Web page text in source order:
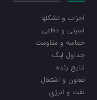
احزاب و تشکلها
امنیتی و دفاعی
حماسه و مقاومت
جداول لیگ
نتایج زنده
تعاون و اشتغال
نفت و انرژی